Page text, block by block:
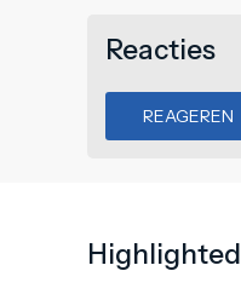
Reacties
REAGEREN
Highlighted